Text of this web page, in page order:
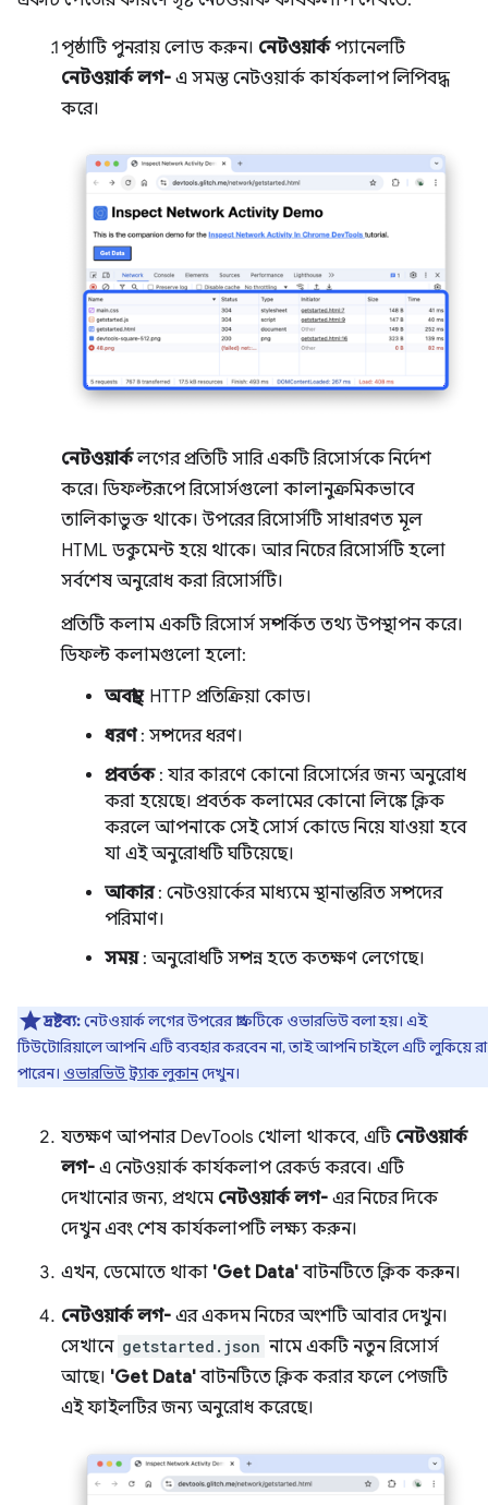
পৃষ্ঠাটি পুনরায় লোড করুন। নেটওয়ার্কপ্যানেলটি
নেটওয়ার্ক লগ- এ সমস্ত নেটওয়ার্ক কার্যকলাপ লিপিবদ্ধ
করে।
নেটওয়ার্কলগের প্রতিটি সারি একটি রিসোর্সকে নির্দেশ
করে। ডিফল্টরূপে রিসোর্সগুলো কালানুক্রমিকভাবে
তালিকাভুক্ত থাকে। উপরের রিসোর্সটি সাধারণত মূল
HTML ডকুমেন্ট হয়ে থাকে। আর নিচের রিসোর্সটি হলো
সর্বশেষ অনুরোধ করা রিসোর্সটি।
প্রতিটি কলাম একটি রিসোর্স সম্পর্কিত তথ্য উপস্থাপন করে।
ডিফল্ট কলামগুলো হলো:
অবস্থা: HTTP প্রতিক্রিয়া কোড।
ধরণ: সম্পদের ধরণ।
প্রবর্তক: ​​যার কারণে কোনো রিসোর্সের জন্য অনুরোধ
করা হয়েছে। প্রবর্তক কলামের কোনো লিঙ্কে ক্লিক
করলে আপনাকে সেই সোর্স কোডে নিয়ে যাওয়া হবে
যা এই অনুরোধটি ঘটিয়েছে।
আকার: নেটওয়ার্কের মাধ্যমে স্থানান্তরিত সম্পদের
পরিমাণ।
সময়: অনুরোধটি সম্পন্ন হতে কতক্ষণ লেগেছে।
দ্রষ্টব্য:নেটওয়ার্ক লগের উপরের গ্রাফটিকে ওভারভিউ বলা হয়। এই
টিউটোরিয়ালে আপনি এটি ব্যবহার করবেন না, তাই আপনি চাইলে এটি লুকিয়ে
পারেন। ওভারভিউ ট্র্যাক লুকানদেখুন।
যতক্ষণ আপনার DevTools খোলা থাকবে, এটি নেটওয়ার্ক
লগ- এ নেটওয়ার্ক কার্যকলাপ রেকর্ড করবে। এটি
দেখানোর জন্য, প্রথমে নেটওয়ার্ক লগ- এর নিচের দিকে
দেখুন এবং শেষ কার্যকলাপটি লক্ষ্য করুন।
এখন, ডেমোতে থাকা 'Get Data'বাটনটিতে ক্লিক করুন।
নেটওয়ার্ক লগ- এর একদম নিচের অংশটি আবার দেখুন।
সেখানে getstarted.json নামে একটি নতুন রিসোর্স
আছে। 'Get Data'বাটনটিতে ক্লিক করার ফলে পেজটি
এই ফাইলটির জন্য অনুরোধ করেছে।